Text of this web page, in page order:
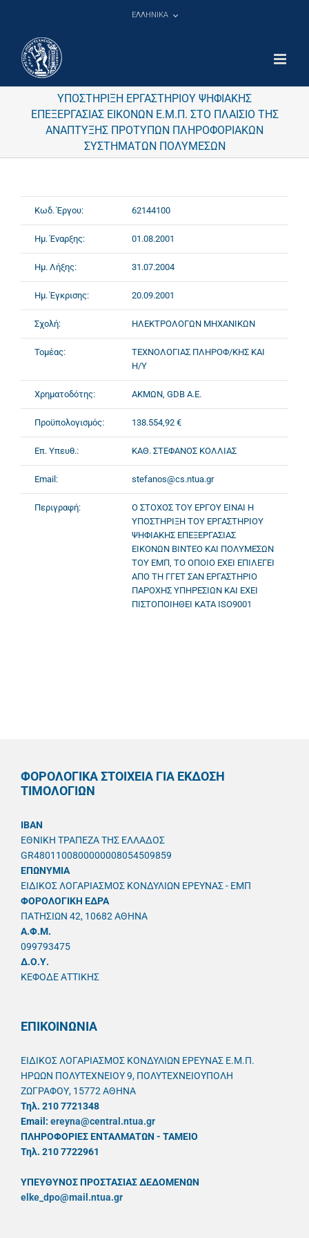
ΕΛΛΗΝΙΚΑ
ΥΠΟΣΤΗΡΙΞΗ ΕΡΓΑΣΤΗΡΙΟΥ ΨΗΦΙΑΚΗΣ
ΕΠΕΞΕΡΓΑΣΙΑΣ ΕΙΚΟΝΩΝ Ε.Μ.Π. ΣΤΟ ΠΛΑΙΣΙΟ ΤΗΣ
ΑΝΑΠΤΥΞΗΣ ΠΡΟΤΥΠΩΝ ΠΛΗΡΟΦΟΡΙΑΚΩΝ
ΣΥΣΤΗΜΑΤΩΝ ΠΟΛΥΜΕΣΩΝ
Κωδ. Έργου: 62144100
Ημ. Έναρξης: 01.08.2001
Ημ. Λήξης: 31.07.2004
Ημ. Έγκρισης: 20.09.2001
Σχολή: ΗΛΕΚΤΡΟΛΟΓΩΝ ΜΗΧΑΝΙΚΩΝ
Τομέας:
ΤΕΧΝΟΛΟΓΙΑΣ ΠΛΗΡΟΦ/ΚΗΣ ΚΑΙ
Η/Υ
Χρηματοδότης: ΑΚΜΩΝ, GDB Α.Ε.
Προϋπολογισμός: 138.554,92 €
Επ. Υπευθ.: ΚΑΘ. ΣΤΕΦΑΝΟΣ ΚΟΛΛΙΑΣ
Email: stefanos@cs.ntua.gr
Περιγραφή:
Ο ΣΤΟΧΟΣ ΤΟΥ ΕΡΓΟΥ ΕΙΝΑΙ Η
ΥΠΟΣΤΗΡΙΞΗ ΤΟΥ ΕΡΓΑΣΤΗΡΙΟΥ
ΨΗΦΙΑΚΗΣ ΕΠΕΞΕΡΓΑΣΙΑΣ
ΕΙΚΟΝΩΝ ΒΙΝΤΕΟ ΚΑΙ ΠΟΛΥΜΕΣΩΝ
ΤΟΥ ΕΜΠ, ΤΟ ΟΠΟΙΟ ΕΧΕΙ ΕΠΙΛΕΓΕΙ
ΑΠΟ ΤΗ ΓΓΕΤ ΣΑΝ ΕΡΓΑΣΤΗΡΙΟ
ΠΑΡΟΧΗΣ ΥΠΗΡΕΣΙΩΝ ΚΑΙ ΕΧΕΙ
ΠΙΣΤΟΠΟΙΗΘΕΙ ΚΑΤΑ ISO9001
ΦΟΡΟΛΟΓΙΚΑ ΣΤΟΙΧΕΙΑ ΓΙΑ ΕΚΔΟΣΗ
ΤΙΜΟΛΟΓΙΩΝ
IBAN
ΕΘΝΙΚΗ ΤΡΑΠΕΖΑ ΤΗΣ ΕΛΛΑΔΟΣ
GR4801100800000008054509859
ΕΠΩΝΥΜΙΑ
ΕΙΔΙΚΟΣ ΛΟΓΑΡΙΑΣΜΟΣ ΚΟΝΔΥΛΙΩΝ ΕΡΕΥΝΑΣ - ΕΜΠ
ΦΟΡΟΛΟΓΙΚΗ ΕΔΡΑ
ΠΑΤΗΣΙΩΝ 42, 10682 ΑΘΗΝΑ
A.Φ.Μ.
099793475
Δ.Ο.Υ.
ΚΕΦΟΔΕ ΑΤΤΙΚΗΣ
ΕΠΙΚΟΙΝΩΝΙΑ
ΕΙΔΙΚΟΣ ΛΟΓΑΡΙΑΣΜΟΣ ΚΟΝΔΥΛΙΩΝ ΕΡΕΥΝΑΣ Ε.Μ.Π.
ΗΡΩΩΝ ΠΟΛΥΤΕΧΝΕΙΟΥ 9, ΠΟΛΥΤΕΧΝΕΙΟΥΠΟΛΗ
ΖΩΓΡΑΦΟΥ, 15772 ΑΘΗΝΑ
Τηλ. 210 7721348
Email: ereyna@central.ntua.gr
ΠΛΗΡΟΦΟΡΙΕΣ ΕΝΤΑΛΜΑΤΩΝ - ΤΑΜΕΙΟ
Τηλ. 210 7722961
ΥΠΕΥΘYΝΟΣ ΠΡΟΣΤΑΣΙΑΣ ΔΕΔΟΜΕΝΩΝ
elke_dpo@mail.ntua.gr